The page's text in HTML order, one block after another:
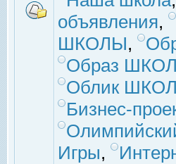
объявления,
ШКОЛЫ,
Образ
Облик
Бизнес-
Игры,